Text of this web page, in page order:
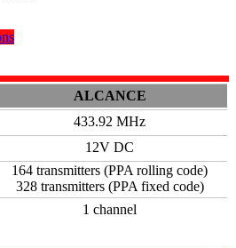
ALCANCE
433.92 MHz
12V DC
164 transmitters (PPA rolling code)
328 transmitters (PPA fixed code)
1 channel